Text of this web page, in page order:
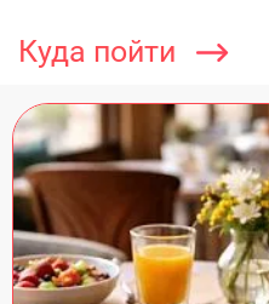
Куда пойти